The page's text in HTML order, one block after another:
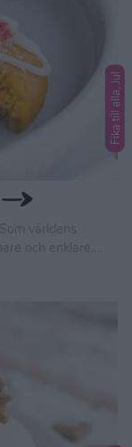
Fika till alla, Jul